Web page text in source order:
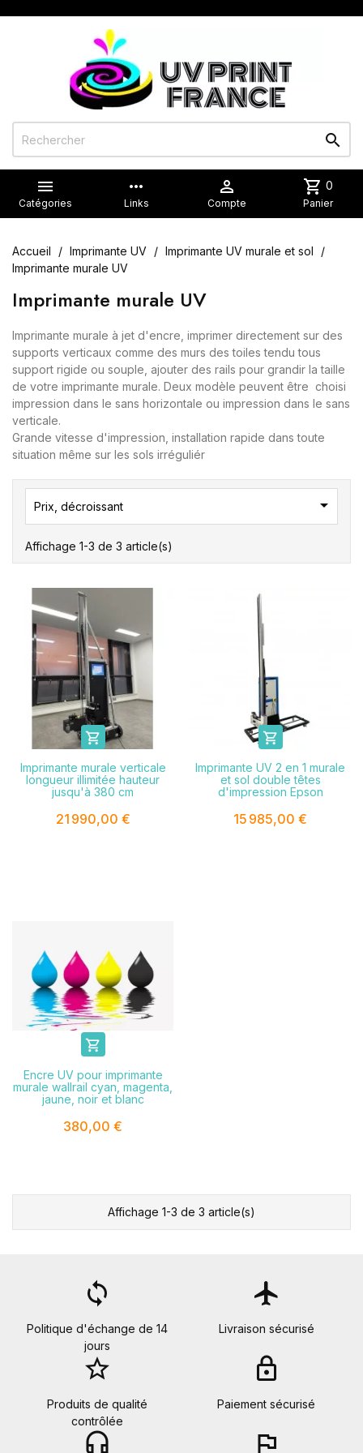


Catégories
more_horiz
Links

Compte
shopping_cart 0
Panier
Accueil Imprimante UV
Imprimante UV murale et sol
Imprimante murale UV
Imprimante murale UV
Imprimante murale à jet d'encre, imprimer directement sur des
supports verticaux comme des murs des toiles tendu tous
support rigide ou souple, ajouter des rails pour grandir la taille
de votre imprimante murale. Deux modèle peuvent être choisi
impression dans le sans horizontale ou impression dans le sans
verticale.
Grande vitesse d'impression, installation rapide dans toute
situation même sur les sols irréguliér
Prix, décroissant 
Affichage 1-3 de 3 article(s)

Imprimante murale verticale
longueur illimitée hauteur
jusqu'à 380 cm
21 990,00 €

Imprimante UV 2 en 1 murale
et sol double têtes
d'impression Epson
15 985,00 €

Encre UV pour imprimante
murale wallrail cyan, magenta,
jaune, noir et blanc
380,00 €
Affichage 1-3 de 3 article(s)
loop
Politique d'échange de 14
jours
flight
Livraison sécurisé
star_border
Produits de qualité
contrôlée
lock
Paiement sécurisé
headset_mic flag